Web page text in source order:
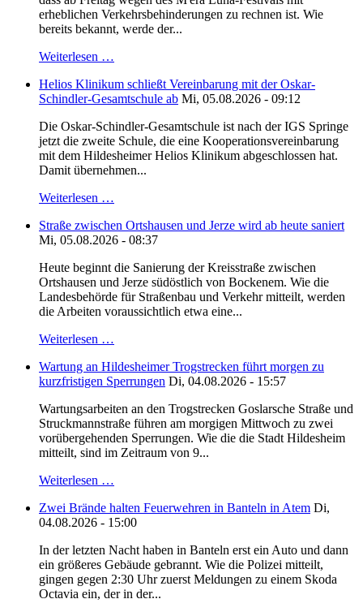
erheblichen Verkehrsbehinderungen zu rechnen ist. Wie
bereits bekannt, werde der...
Weiterlesen …
Helios Klinikum schließt Vereinbarung mit der Oskar-
Schindler-Gesamtschule ab Mi, 05.08.2026 - 09:12
Die Oskar-Schindler-Gesamtschule ist nach der IGS Springe
jetzt die zweite Schule, die eine Kooperationsvereinbarung
mit dem Hildesheimer Helios Klinikum abgeschlossen hat.
Damit übernehmen...
Weiterlesen …
Straße zwischen Ortshausen und Jerze wird ab heute saniert
Mi, 05.08.2026 - 08:37
Heute beginnt die Sanierung der Kreisstraße zwischen
Ortshausen und Jerze südöstlich von Bockenem. Wie die
Landesbehörde für Straßenbau und Verkehr mitteilt, werden
die Arbeiten voraussichtlich etwa eine...
Weiterlesen …
Wartung an Hildesheimer Trogstrecken führt morgen zu
kurzfristigen Sperrungen Di, 04.08.2026 - 15:57
Wartungsarbeiten an den Trogstrecken Goslarsche Straße und
Struckmannstraße führen am morgigen Mittwoch zu zwei
vorübergehenden Sperrungen. Wie die die Stadt Hildesheim
mitteilt, sind im Zeitraum von 9...
Weiterlesen …
Zwei Brände halten Feuerwehren in Banteln in Atem Di,
04.08.2026 - 15:00
In der letzten Nacht haben in Banteln erst ein Auto und dann
ein größeres Gebäude gebrannt. Wie die Polizei mitteilt,
gingen gegen 2:30 Uhr zuerst Meldungen zu einem Skoda
Octavia ein, der in der...